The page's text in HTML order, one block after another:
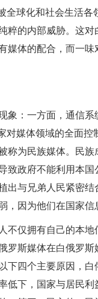
全球化和社会生活
粹的内部威胁。这
媒体的配合，而一
象：一方面，通信
对媒体领域的全面
称为民族媒体。民
致政府不能利用本
出与兄弟人民紧密
，因为他们在国家
不仅拥有自己的本
罗斯媒体在白俄罗
下四个主要原因，
低下，国家与居民